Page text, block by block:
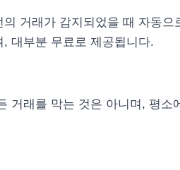
거래가 감지되었을 때 자동으
대부분 무료로 제공됩니다.
거래를 막는 것은 아니며, 평소